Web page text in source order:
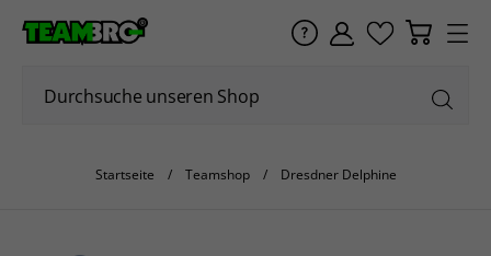
Startseite Teamshop Dresdner Delphine